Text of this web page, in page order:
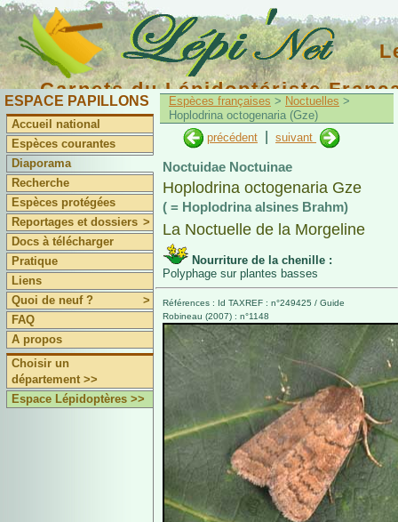
Carnets du Lépidoptériste
ESPACE PAPILLONS
Accueil national
Espèces courantes
Diaporama
Recherche
Espèces protégées
Reportages et dossiers >
Docs à télécharger
Pratique
Liens
Quoi de neuf ?
>
FAQ
A propos
Choisir un
département >>
Espace Lépidoptères >>
Espèces françaises > Noctuelles >
Hoplodrina octogenaria (Gze)
précédent
suivant
Noctuidae Noctuinae
Hoplodrina octogenaria Gze
( = Hoplodrina alsines Brahm)
La Noctuelle de la Morgeline
Nourriture de la chenille :
Polyphage sur plantes basses
Références : Id TAXREF : n°249425 / Guide
Robineau (2007) : n°1148